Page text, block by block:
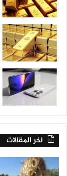
اخر المقالات